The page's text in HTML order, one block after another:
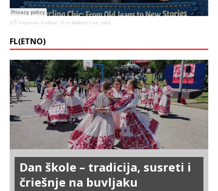
OŠ Vugrovec-Kašina · Eco Makers Live_mp3
FL(ETNO)
Dan škole – tradicija, susreti i
čriešnje na buvljaku